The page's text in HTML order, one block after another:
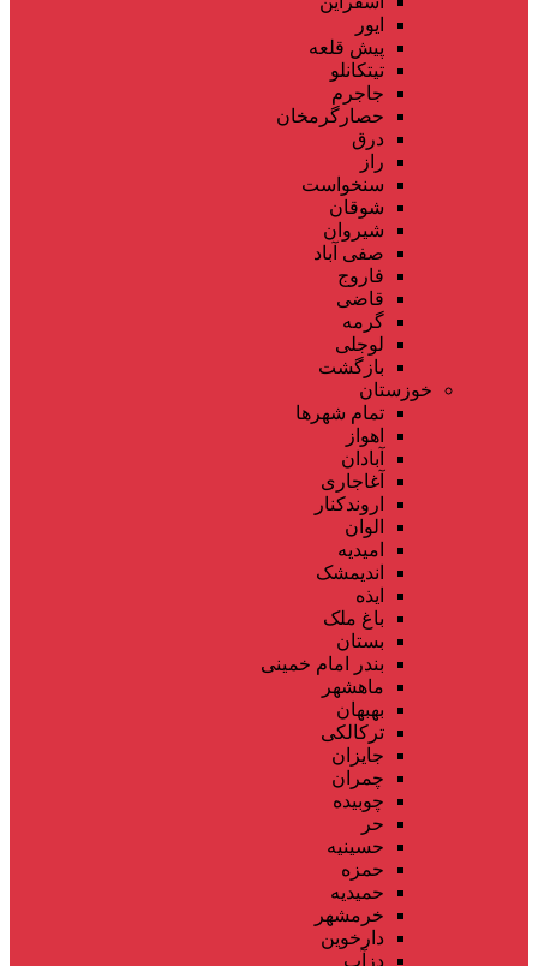
ایور
پیش قلعه
تیتکانلو
جاجرم
حصارگرمخان
درق
راز
سنخواست
شوقان
شیروان
صفی آباد
فاروج
قاضی
گرمه
لوجلی
بازگشت
خوزستان
تمام شهر‌ها
اهواز
آبادان
آغاجاری
اروندکنار
الوان
امیدیه
اندیمشک
ایذه
باغ ملک
بستان
بندر امام خمینی
ماهشهر
بهبهان
ترکالکی
جایزان
چمران
چوبیده
حر
حسینیه
حمزه
حمیدیه
خرمشهر
دارخوین
دزآب